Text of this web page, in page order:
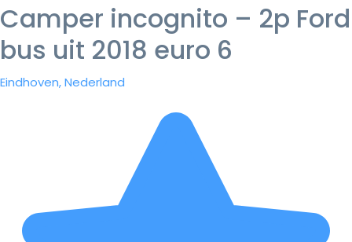
Camper incognito – 2p Ford
bus uit 2018 euro 6
Eindhoven, Nederland